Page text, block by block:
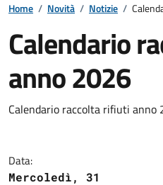
Home / Novità / Notizie /
Calendario
anno 2026
Calendario raccolta rifiuti anno
Data:
Mercoledì, 31